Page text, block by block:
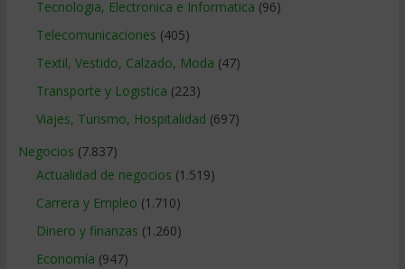
Tecnologia, Electronica e Informatica (96)
Telecomunicaciones (405)
Textil, Vestido, Calzado, Moda (47)
Transporte y Logistica (223)
Viajes, Turismo, Hospitalidad (697)
Negocios (7.837)
Actualidad de negocios (1.519)
Carrera y Empleo (1.710)
Dinero y finanzas (1.260)
Economía (947)